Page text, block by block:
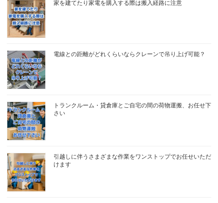
家を建てたり家電を購入する際は搬入経路に注意
電線との距離がどれくらいならクレーンで吊り上げ可能？
トランクルーム・貸倉庫とご自宅の間の荷物運搬、お任せ下
さい
引越しに伴うさまざまな作業をワンストップでお任せいただ
けます